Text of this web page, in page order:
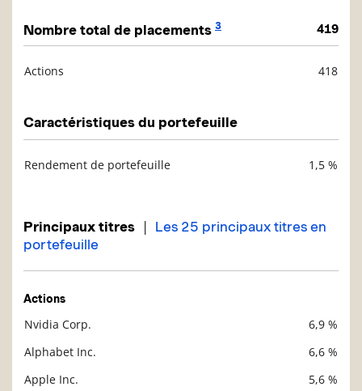
Nombre total de placements 3 419
Actions 418
Caractéristiques du portefeuille
Rendement de portefeuille 1,5 %
Principaux titres | Les 25 principaux titres en
portefeuille
Actions
Nvidia Corp.
6,9 %
Alphabet Inc.
6,6 %
Apple Inc.
5,6 %